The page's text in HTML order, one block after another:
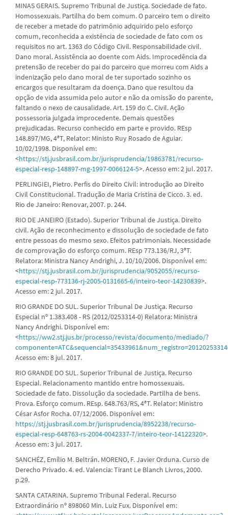
MINAS GERAIS. Supremo Tribunal de Justiça. Sociedade de fato.
Homossexuais. Partilha do bem comum. O parceiro tem o direito
de receber a metade do patrimônio adquirido pelo esforço
comum, reconhecida a existência de sociedade de fato com os
requisitos no art. 1363 do Código Civil. Responsabilidade civil.
Dano moral. Assistência ao doente com Aids. Improcedência da
pretensão de receber do pai do parceiro que morreu com Aids a
indenização pelo dano moral de ter suportado sozinho os
encargos que resultaram da doença. Dano que resultou da
opção de vida assumida pelo autor e não da omissão do parente,
faltando o nexo de causalidade. Art. 159 do C. Civil. Ação
possessoria julgada improcedente. Demais questões
prejudicadas. Recurso conhecido em parte e provido. REsp
148.897/MG, 4ªT, Relator: Ministo Ruy Rosado de Aguiar.
10/02/1998. Disponível em:
<https://stj.jusbrasil.com.br/jurisprudencia/19863781/recurso-
especial-resp-148897-mg-1997-0066124-5>. Acesso em: 2 jul. 2017.
PERLINGIEI, Pietro. Perfis do Direito Civil: introdução ao Direito
Civil Constitucional. Tradução de Maria Cristina de Cicco. 3. ed.
Rio de Janeiro: Renovar, 2007. p. 244.
RIO DE JANEIRO (Estado). Superior Tribunal de Justiça. Direito
civil. Ação de reconhecimento e dissolução de sociedade de fato
entre pessoas do mesmo sexo. Efeitos patrimoniais. Necessidade
de comprovação do esforço comum. REsp 773.136/RJ, 3ªT.
Relatora: Ministra Nancy Andrighi, J. 10/10/2006. Disponível em:
<https://stj.jusbrasil.com.br/jurisprudencia/9052055/recurso-
especial-resp-773136-rj-2005-0131665-6/inteiro-teor-14230839>.
Acesso em: 2 jul. 2017.
RIO GRANDE DO SUL. Superior Tribunal De Justiça. Recurso
Especial nº 1.383.408 - RS (2012/0253314-0) Relatora: Ministra
Nancy Andrighi. Disponível em:
<https://ww2.stj.jus.br/processo/revista/documento/mediado/?
Acesso em: 8 jul. 2017.
RIO GRANDE DO SUL. Superior Tribunal de Justiça. Recurso
Especial. Relacionamento mantido entre homossexuais.
Sociedade de fato. Dissolução da sociedade. Partilha de bens.
Prova. Esforço comum. REsp. 648.763/RS, 4ªT. Relator: Ministro
César Asfor Rocha. 07/12/2006. Disponível em:
https://stj.jusbrasil.com.br/jurisprudencia/8952238/recurso-
especial-resp-648763-rs-2004-0042337-7/inteiro-teor-14122320>.
Acesso em: 3 jul. 2017.
SANCHÉZ, Emílio M. Beltrán. MORENO, F. Javier Orduna. Curso de
Derecho Privado. 4. ed. Valencia: Tirant Le Blanch Livros, 2000.
p.29.
SANTA CATARINA. Supremo Tribunal Federal. Recurso
Extraordinário nº 898060 Min. Luiz Fux. Disponível em: